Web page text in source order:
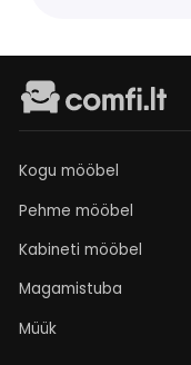
Kogu mööbel
Pehme mööbel
Kabineti mööbel
Magamistuba
Müük